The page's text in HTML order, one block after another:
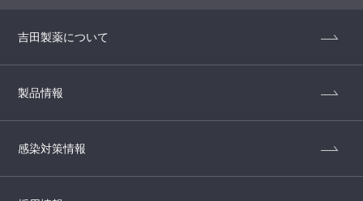
吉田製薬について
製品情報
感染対策情報